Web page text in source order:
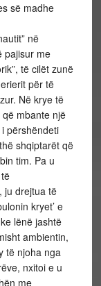
së madhe
në
pajisur me
të cilët zunë
për të
Në krye të
mbante një
përshëndeti
shqiptarët që
tim. Pa u
ju drejtua të
kryet’ e
lënë jashtë
ambientin,
të njoha nga
nxitoi e u
me